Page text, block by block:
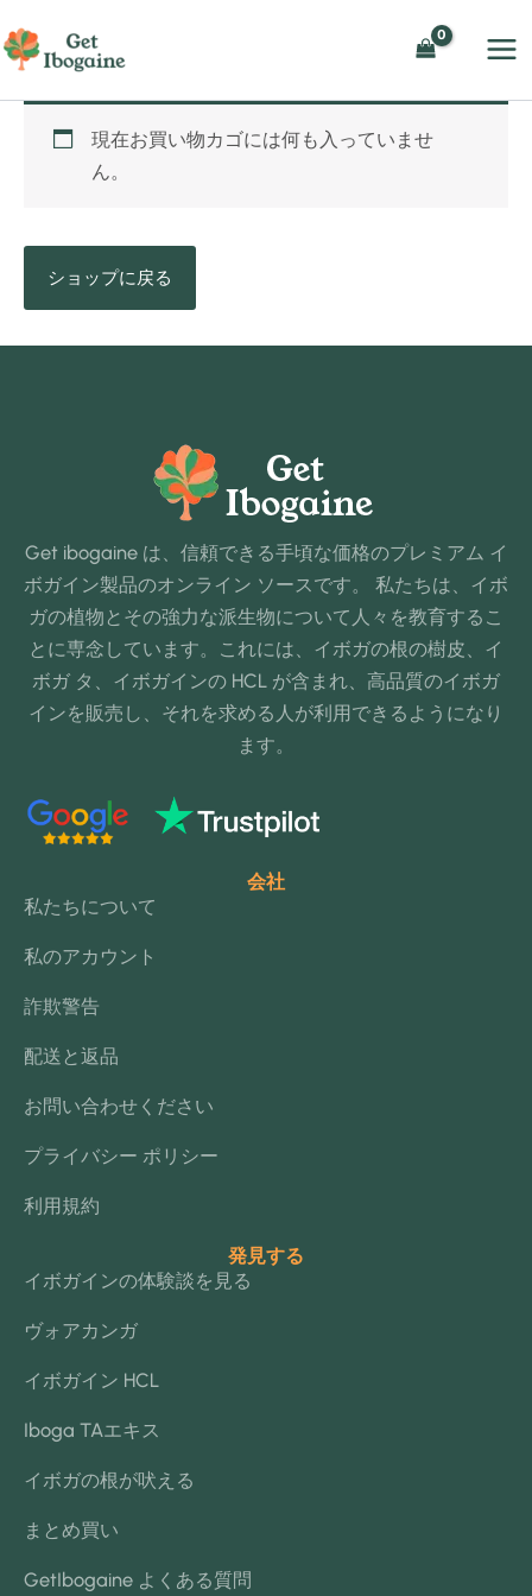
容
現在お買い物カゴには何も入っていませ
ん。
ショップに戻る
Get ibogaine は、信頼できる手頃な価格のプレミアム イ
ボガイン製品のオンライン ソースです。 私たちは、イボ
ガの植物とその強力な派生物について人々を教育するこ
とに専念しています。これには、イボガの根の樹皮、イ
ボガ タ、イボガインの HCL が含まれ、高品質のイボガ
インを販売し、それを求める人が利用できるようになり
ます。
会社
私たちについて
私のアカウント
詐欺警告
配送と返品
お問い合わせください
プライバシー ポリシー
利用規約
発見する
イボガインの体験談を見る
ヴォアカンガ
イボガイン HCL
Iboga TAエキス
イボガの根が吠える
まとめ買い
GetIbogaine よくある質問